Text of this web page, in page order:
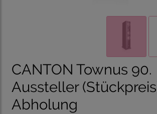
CANTON Townus 90.
Aussteller
Abholung